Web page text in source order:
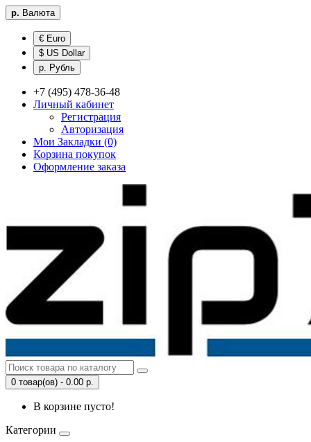
р. Валюта
€ Euro
$ US Dollar
р. Рубль
+7 (495) 478-36-48
Личный кабинет
Регистрация
Авторизация
Мои Закладки (0)
Корзина покупок
Оформление заказа
0 товар(ов) - 0.00 р.
В корзине пусто!
Категории